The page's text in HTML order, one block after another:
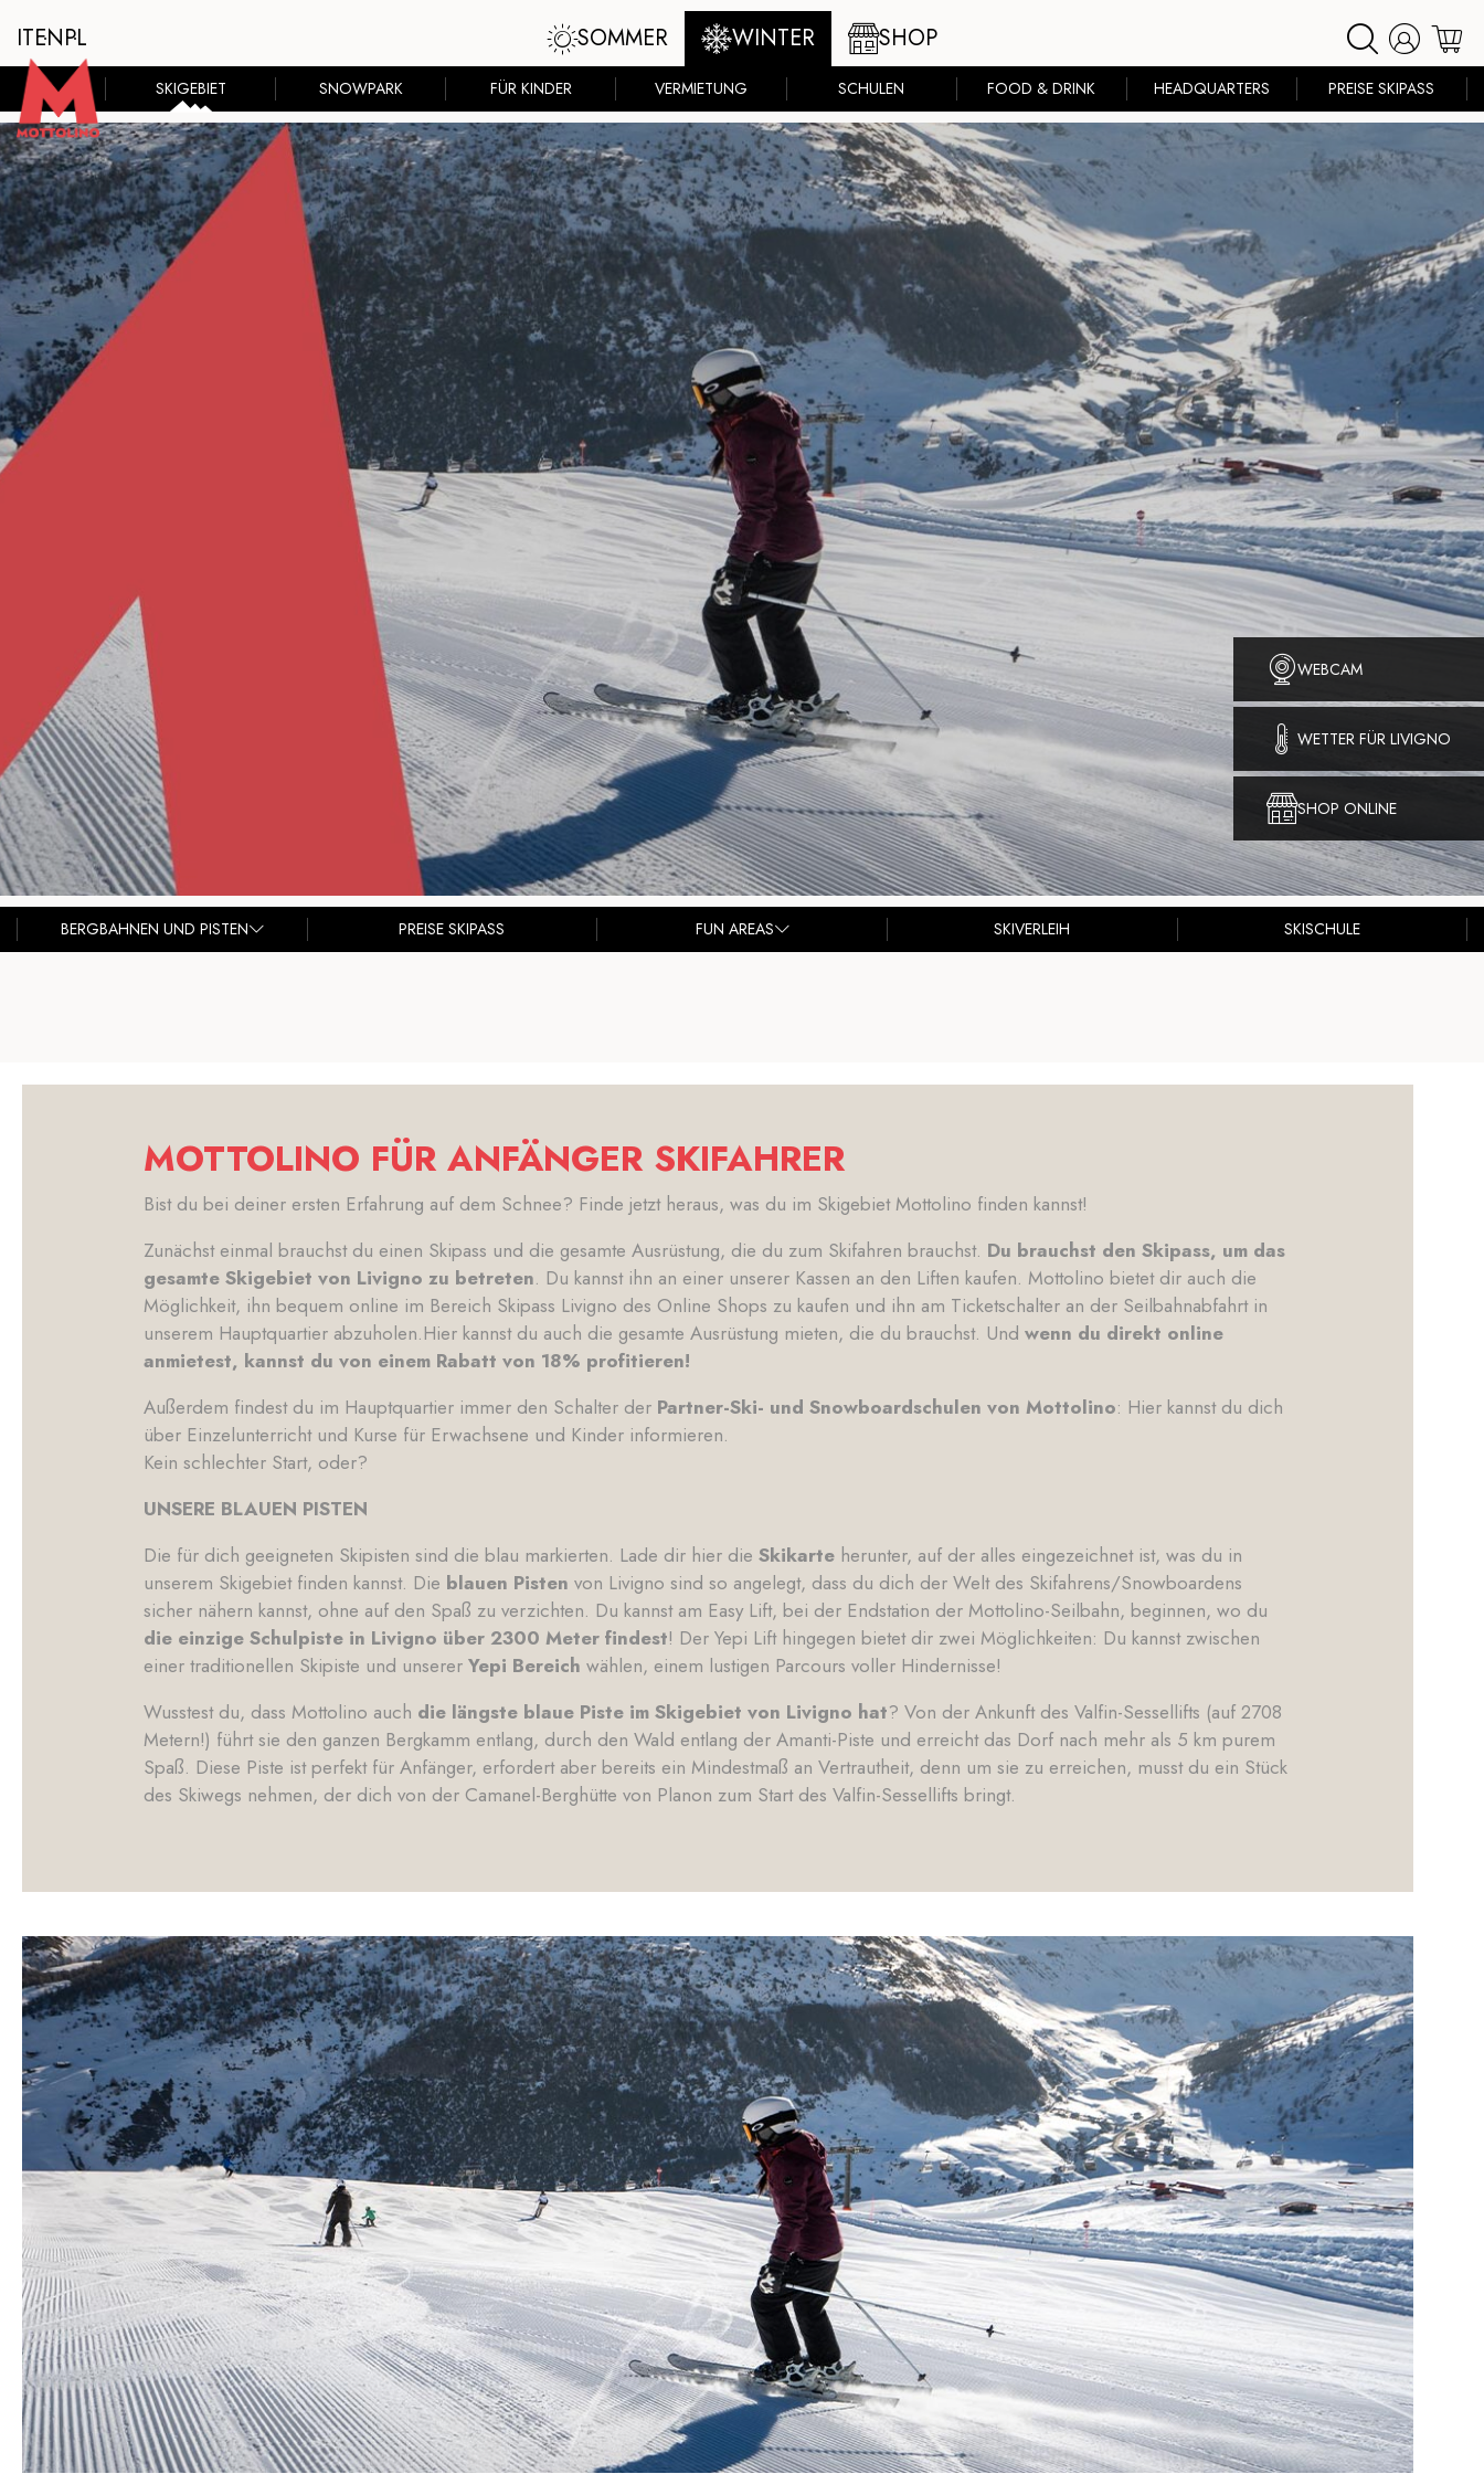
SOMMER WINTER SHOP
ITENPL
SKIGEBIET SNOWPARK FÜR KINDER VERMIETUNG SCHULEN FOOD & DRINK HEADQUARTERS PREISE SKIPASS
WEBCAM
WETTER FÜR LIVIGNO
SHOP ONLINE
BERGBAHNEN UND PISTEN PREISE SKIPASS FUN AREAS SKIVERLEIH SKISCHULE
MOTTOLINO FÜR ANFÄNGER SKIFAHRER
Bist du bei deiner ersten Erfahrung auf dem Schnee? Finde jetzt heraus, was du im Skigebiet Mottolino finden kannst!
Zunächst einmal brauchst du einen Skipass und die gesamte Ausrüstung, die du zum Skifahren brauchst. Du brauchst den Skipass, um das
gesamte Skigebiet von Livigno zu betreten. Du kannst ihn an einer unserer Kassen an den Liften kaufen. Mottolino bietet dir auch die
Möglichkeit, ihn bequem online im Bereich Skipass Livigno des Online Shops zu kaufen und ihn am Ticketschalter an der Seilbahnabfahrt in
unserem Hauptquartier abzuholen.Hier kannst du auch die gesamte Ausrüstung mieten, die du brauchst. Und wenn du direkt online
anmietest, kannst du von einem Rabatt von 18% profitieren!
Außerdem findest du im Hauptquartier immer den Schalter der Partner-Ski- und Snowboardschulen von Mottolino: Hier kannst du dich
über Einzelunterricht und Kurse für Erwachsene und Kinder informieren.
Kein schlechter Start, oder?
UNSERE BLAUEN PISTEN
Die für dich geeigneten Skipisten sind die blau markierten. Lade dir hier die Skikarte herunter, auf der alles eingezeichnet ist, was du in
unserem Skigebiet finden kannst. Die blauen Pisten von Livigno sind so angelegt, dass du dich der Welt des Skifahrens/Snowboardens
sicher nähern kannst, ohne auf den Spaß zu verzichten. Du kannst am Easy Lift, bei der Endstation der Mottolino-Seilbahn, beginnen, wo du
die einzige Schulpiste in Livigno über 2300 Meter findest! Der Yepi Lift hingegen bietet dir zwei Möglichkeiten: Du kannst zwischen
einer traditionellen Skipiste und unserer Yepi Bereich wählen, einem lustigen Parcours voller Hindernisse!
Wusstest du, dass Mottolino auch die längste blaue Piste im Skigebiet von Livigno hat? Von der Ankunft des Valfin-Sessellifts (auf 2708
Metern!) führt sie den ganzen Bergkamm entlang, durch den Wald entlang der Amanti-Piste und erreicht das Dorf nach mehr als 5 km purem
Spaß. Diese Piste ist perfekt für Anfänger, erfordert aber bereits ein Mindestmaß an Vertrautheit, denn um sie zu erreichen, musst du ein Stück
des Skiwegs nehmen, der dich von der Camanel-Berghütte von Planon zum Start des Valfin-Sessellifts bringt.